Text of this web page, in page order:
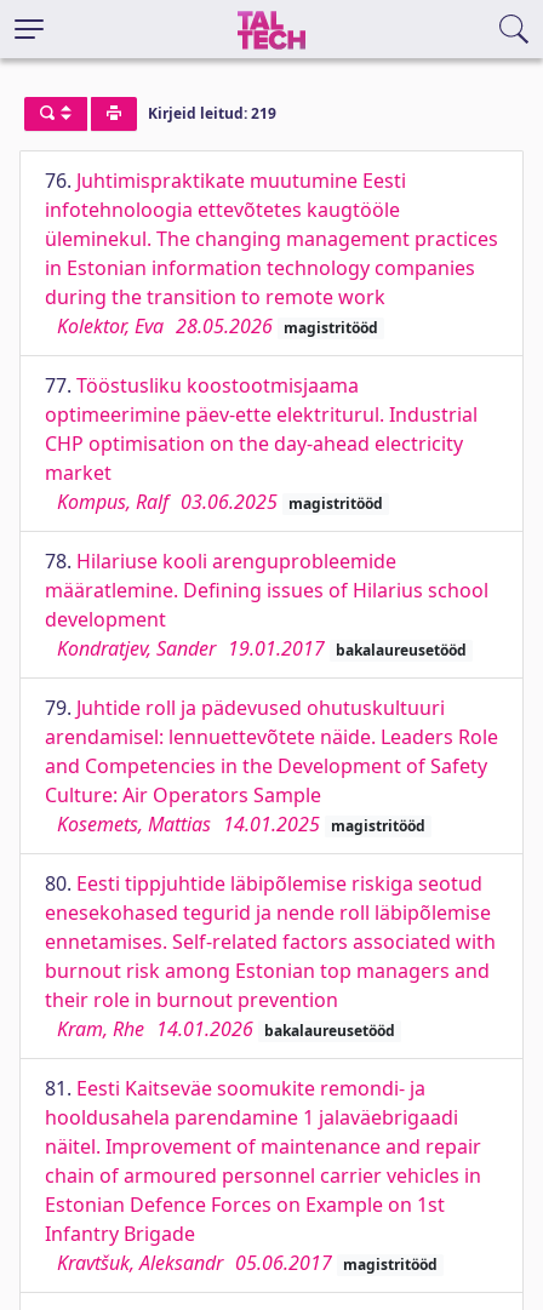
Kirjeid leitud: 219
76. Juhtimispraktikate muutumine Eesti
infotehnoloogia ettevõtetes kaugtööle
üleminekul. The changing management practices
in Estonian information technology companies
during the transition to remote work
Kolektor, Eva 28.05.2026 magistritööd
77. Tööstusliku koostootmisjaama
optimeerimine päev-ette elektriturul. Industrial
CHP optimisation on the day-ahead electricity
market
Kompus, Ralf 03.06.2025 magistritööd
78. Hilariuse kooli arenguprobleemide
määratlemine. Defining issues of Hilarius school
development
Kondratjev, Sander 19.01.2017 bakalaureusetööd
79. Juhtide roll ja pädevused ohutuskultuuri
arendamisel: lennuettevõtete näide. Leaders Role
and Competencies in the Development of Safety
Culture: Air Operators Sample
Kosemets, Mattias 14.01.2025 magistritööd
80. Eesti tippjuhtide läbipõlemise riskiga seotud
enesekohased tegurid ja nende roll läbipõlemise
ennetamises. Self-related factors associated with
burnout risk among Estonian top managers and
their role in burnout prevention
Kram, Rhe 14.01.2026 bakalaureusetööd
81. Eesti Kaitseväe soomukite remondi- ja
hooldusahela parendamine 1 jalaväebrigaadi
näitel. Improvement of maintenance and repair
chain of armoured personnel carrier vehicles in
Estonian Defence Forces on Example on 1st
Infantry Brigade
Kravtšuk, Aleksandr 05.06.2017 magistritööd